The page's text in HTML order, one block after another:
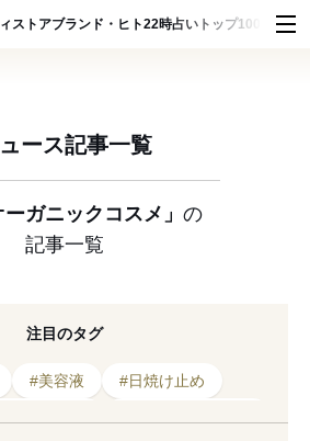
ストアブランド・ヒト22時占い トップ100 スナッ
ース記事一覧
ガニックコスメ」 の
記事一覧
注目のタグ
#美容液
#日焼け止め